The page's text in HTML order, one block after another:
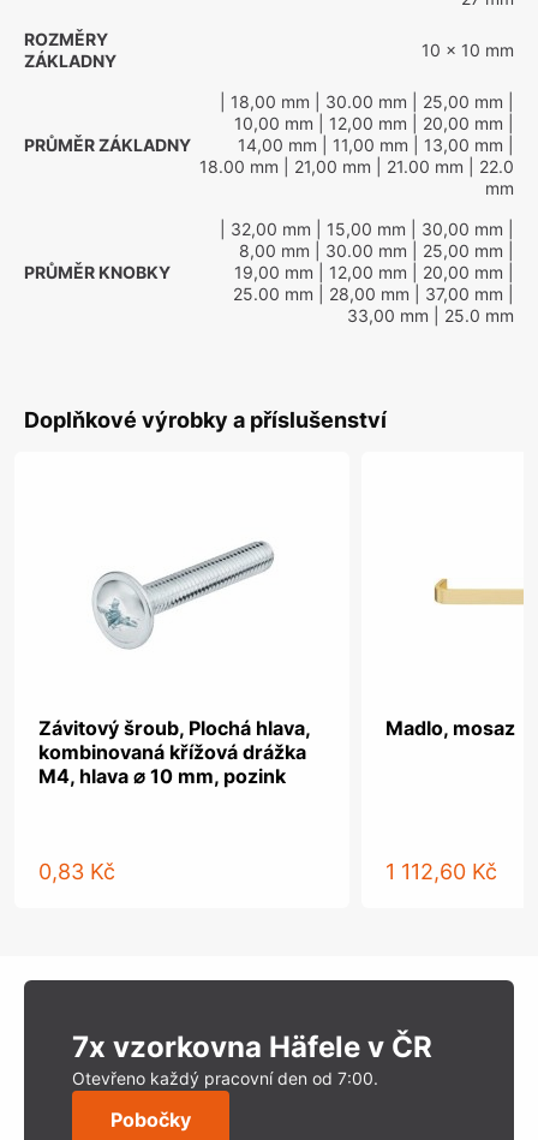
ROZMĚRY
ZÁKLADNY
10 x 10 mm
PRŮMĚR ZÁKLADNY
| 18,00 mm | 30.00 mm | 25,00 mm
10,00 mm | 12,00 mm | 20,00 mm
14,00 mm | 11,00 mm | 13,00 mm
18.00 mm | 21,00 mm | 21.00 mm | 22.0
mm
PRŮMĚR KNOBKY
| 32,00 mm | 15,00 mm | 30,00 mm
8,00 mm | 30.00 mm | 25,00 mm
19,00 mm | 12,00 mm | 20,00 mm
25.00 mm | 28,00 mm | 37,00 mm
33,00 mm | 25.0 mm
Doplňkové výrobky a příslušenství
Závitový šroub, Plochá hlava,
kombinovaná křížová drážka
M4, hlava ⌀ 10 mm, pozink
0,83 Kč
Madlo, mosaz
1 112,60 Kč
7x vzorkovna Häfele v ČR
Otevřeno každý pracovní den od 7:00.
Pobočky